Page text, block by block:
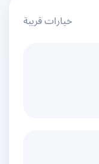
خيارات قريبة